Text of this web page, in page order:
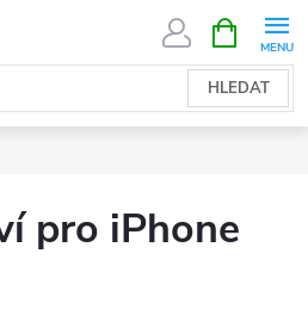
HLEDAT
NÁKUPNÍ
KOŠÍK
pro iPhone